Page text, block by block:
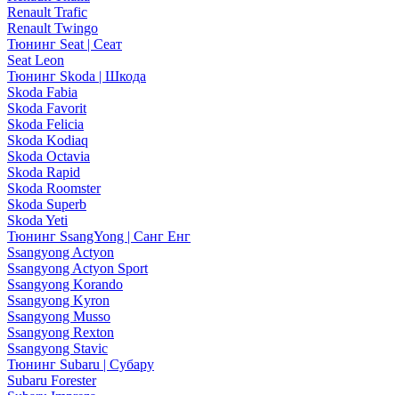
Renault Trafic
Renault Twingo
Тюнинг Seat | Сеат
Seat Leon
Тюнинг Skoda | Шкода
Skoda Fabia
Skoda Favorit
Skoda Felicia
Skoda Kodiaq
Skoda Octavia
Skoda Rapid
Skoda Roomster
Skoda Superb
Skoda Yeti
Тюнинг SsangYong | Санг Енг
Ssangyong Actyon
Ssangyong Actyon Sport
Ssangyong Korando
Ssangyong Kyron
Ssangyong Musso
Ssangyong Rexton
Ssangyong Stavic
Тюнинг Subaru | Субару
Subaru Forester